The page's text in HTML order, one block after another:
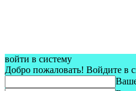
войти в систему
Добро пожаловать! Войдите в